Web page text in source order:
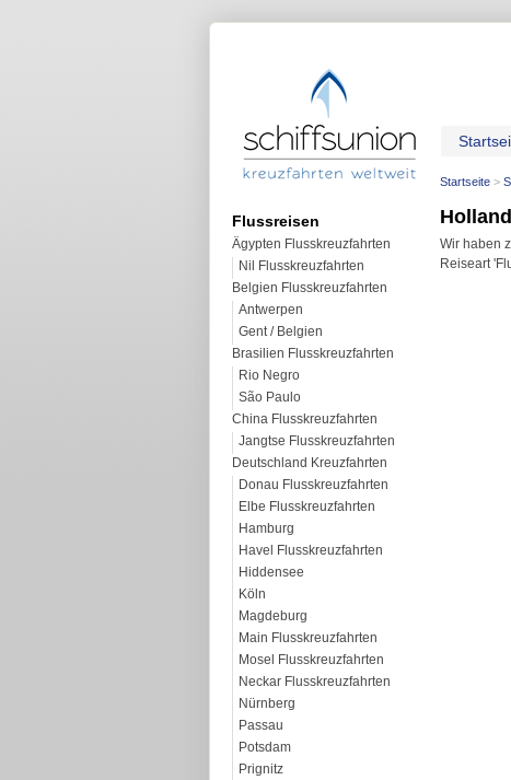
Startseite
Wir haben
Reiseart
Flussreisen
Ägypten Flusskreuzfahrten
Nil Flusskreuzfahrten
Belgien Flusskreuzfahrten
Antwerpen
Gent / Belgien
Brasilien Flusskreuzfahrten
Rio Negro
São Paulo
China Flusskreuzfahrten
Jangtse Flusskreuzfahrten
Deutschland Kreuzfahrten
Donau Flusskreuzfahrten
Elbe Flusskreuzfahrten
Hamburg
Havel Flusskreuzfahrten
Hiddensee
Köln
Magdeburg
Main Flusskreuzfahrten
Mosel Flusskreuzfahrten
Neckar Flusskreuzfahrten
Nürnberg
Passau
Potsdam
Prignitz